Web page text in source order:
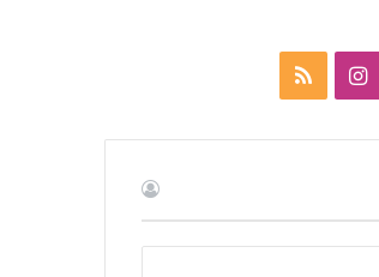
ا
ت
ص